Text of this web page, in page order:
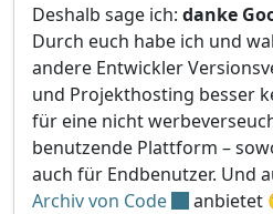
Deshalb sage ich: danke
Durch euch habe ich und
andere Entwickler
und Projekthosting besser
für eine nicht
benutzende Plattform –
auch für Endbenutzer. Und
Archiv von Code
anbietet